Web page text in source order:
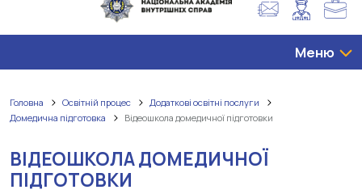
Меню
Головна Освітній процес
Додаткові освітні послуги
Домедична підготовка
Відеошкола домедичної підготовки
ВІДЕОШКОЛА ДОМЕДИЧНОЇ
ПІДГОТОВКИ